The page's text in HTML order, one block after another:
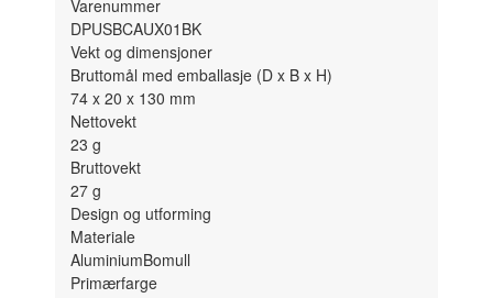
Varenummer
DPUSBCAUX01BK
Vekt og dimensjoner
Bruttomål med emballasje (D x B x H)
74 x 20 x 130 mm
Nettovekt
23g
Bruttovekt
27g
Design og utforming
Materiale
AluminiumBomull
Primærfarge